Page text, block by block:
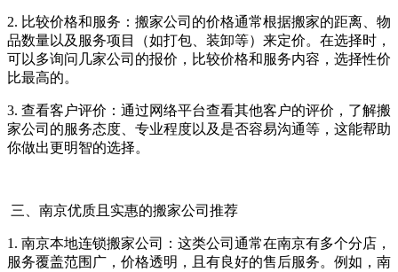
2. 比较价格和服务：搬家公司的价格通常根据搬家的距离、物
品数量以及服务项目（如打包、装卸等）来定价。在选择时，
可以多询问几家公司的报价，比较价格和服务内容，选择性价
比最高的。
3. 查看客户评价：通过网络平台查看其他客户的评价，了解搬
家公司的服务态度、专业程度以及是否容易沟通等，这能帮助
你做出更明智的选择。
三、南京优质且实惠的搬家公司推荐
1. 南京本地连锁搬家公司：这类公司通常在南京有多个分店，
服务覆盖范围广，价格透明，且有良好的售后服务。例如，南